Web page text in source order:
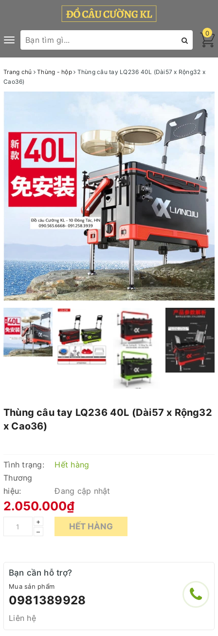
Toggle
navigation
0
Trang chủ Thùng - hộp
Thùng câu tay LQ236 40L (Dài57 x Rộng32 x
Cao36)
Thùng câu tay LQ236 40L (Dài57 x Rộng32
x Cao36)
Tình trạng:
Hết hàng
Thương
hiệu:
Đang cập nhật
2.050.000₫
+
–
HẾT HÀNG
Bạn cần hỗ trợ?
Mua sản phẩm
0981389928
Liên hệ